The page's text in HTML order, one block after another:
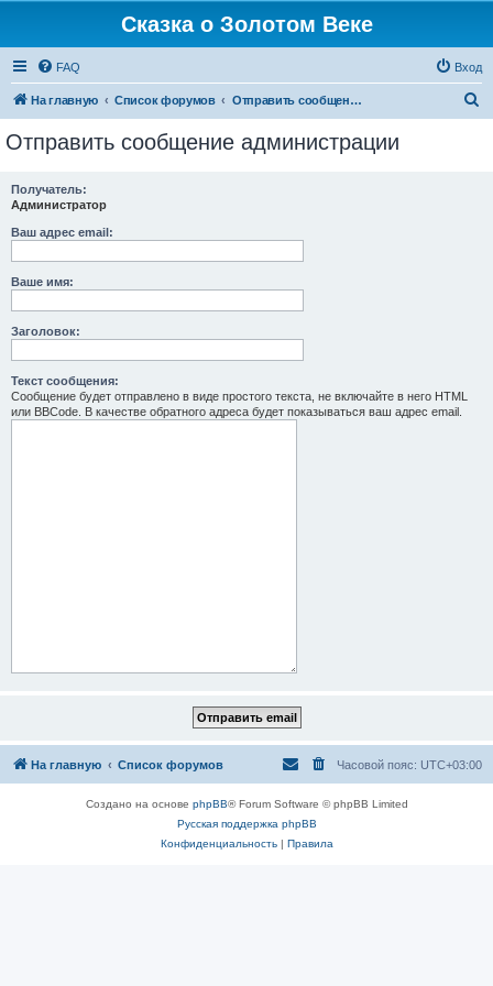
Сказка о Золотом Веке
FAQ Вход
На главную Список форумов Отправить сообщение администрации
Отправить сообщение администрации
Получатель:
Администратор
Ваш адрес email:
Ваше имя:
Заголовок:
Текст сообщения:
Сообщение будет отправлено в виде простого текста, не включайте в него HTML
или BBCode. В качестве обратного адреса будет показываться ваш адрес email.
На главную Список форумов Часовой пояс: UTC+03:00
Создано на основе phpBB® Forum Software © phpBB Limited
Русская поддержка phpBB
Конфиденциальность| Правила